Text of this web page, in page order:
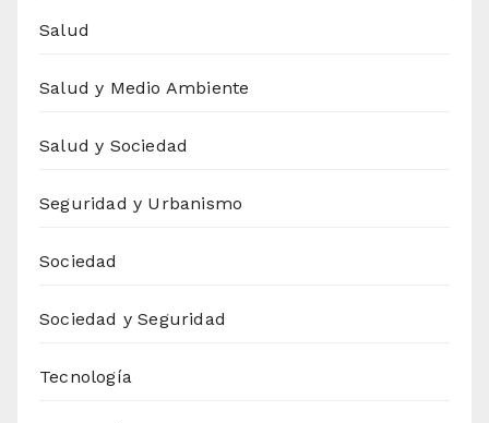
Salud
Salud y Medio Ambiente
Salud y Sociedad
Seguridad y Urbanismo
Sociedad
Sociedad y Seguridad
Tecnología